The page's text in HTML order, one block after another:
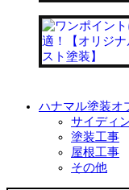
ハナマル塗装オ
サイディ
塗装工事
屋根工事
その他